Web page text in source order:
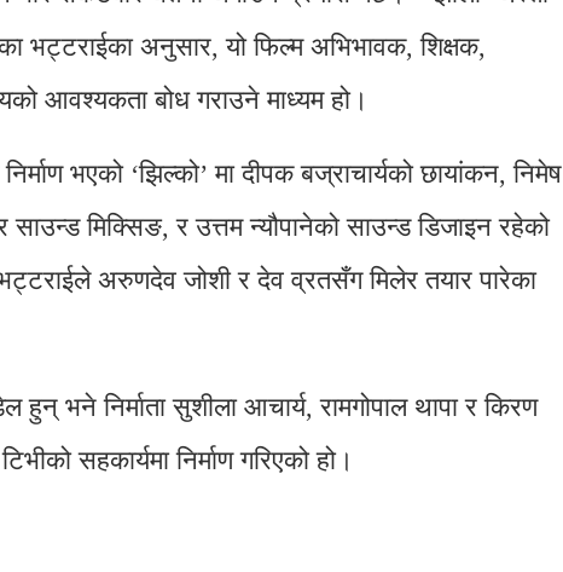
भट्टराईका अनुसार, यो फिल्म अभिभावक, शिक्षक,
आवश्यकता बोध गराउने माध्यम हो।
भएको ‘झिल्को’ मा दीपक बज्राचार्यको छायांकन, निमेष
मिक्सिङ, र उत्तम न्यौपानेको साउन्ड डिजाइन रहेको
अरुणदेव जोशी र देव व्रतसँग मिलेर तयार पारेका
हुन् भने निर्माता सुशीला आचार्य, रामगोपाल थापा र किरण
सहकार्यमा निर्माण गरिएको हो।